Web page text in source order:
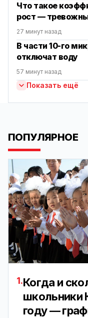
Что такое
рост —
27 минут назад
В части 10-го
отключат воду
57 минут назад
Показать ещё
ПОПУЛЯРНОЕ
1.Когда и
школьники
году —